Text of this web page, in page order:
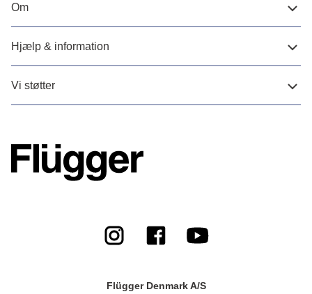
Om
Hjælp & information
Vi støtter
Flügger Denmark A/S